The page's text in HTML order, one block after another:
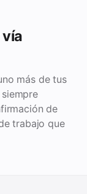
más de tus
de
trabajo que